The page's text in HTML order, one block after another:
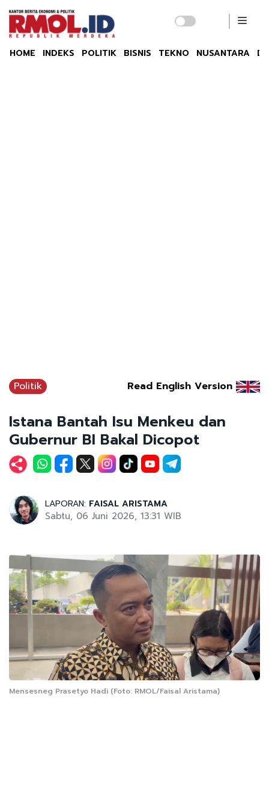
HOME INDEKS POLITIK BISNIS TEKNO NUSANTARA
Politik Read English Version
Istana Bantah Isu Menkeu dan
Gubernur BI Bakal Dicopot
LAPORAN: FAISAL ARISTAMA
Sabtu, 06 Juni 2026, 13:31 WIB
Mensesneg Prasetyo Hadi (Foto: RMOL/Faisal Aristama)